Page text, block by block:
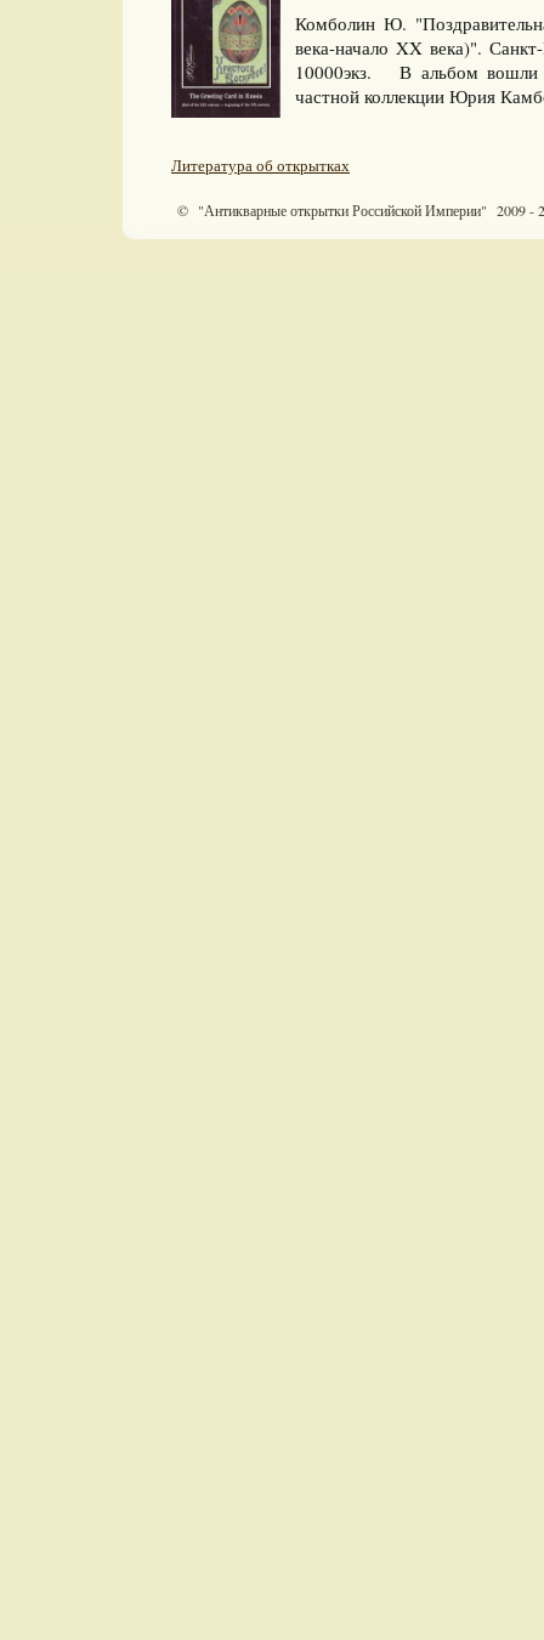
Комболин Ю.
века-начало XX века)".
10000экз. В альбом вошли
частной коллекции Юрия
Литература об открытках
© "Антикварные открытки Российской Империи" 2009 -